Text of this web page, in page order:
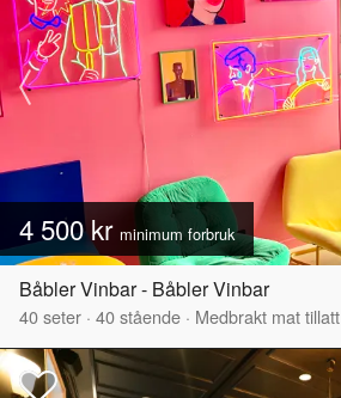
4 500 kr minimum forbruk
Båbler Vinbar - Båbler Vinbar
40seter · 40stående · Medbrakt mat tillatt